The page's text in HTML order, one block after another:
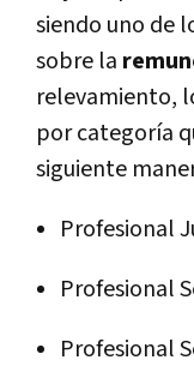
siendo uno de
sobre la
relevamiento,
por categoría
siguiente
Profesional
Profesional
Profesional